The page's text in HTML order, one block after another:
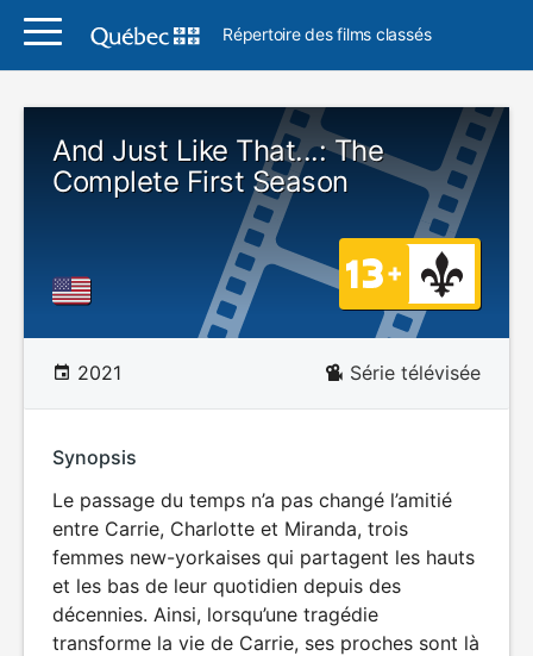
Répertoire des films classés
And Just Like That...: The
Complete First Season
2021 Série télévisée
Synopsis
Le passage du temps n’a pas changé l’amitié
entre Carrie, Charlotte et Miranda, trois
femmes new-yorkaises qui partagent les hauts
et les bas de leur quotidien depuis des
décennies. Ainsi, lorsqu’une tragédie
transforme la vie de Carrie, ses proches sont là